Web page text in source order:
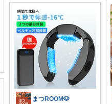
まつROOM🐶